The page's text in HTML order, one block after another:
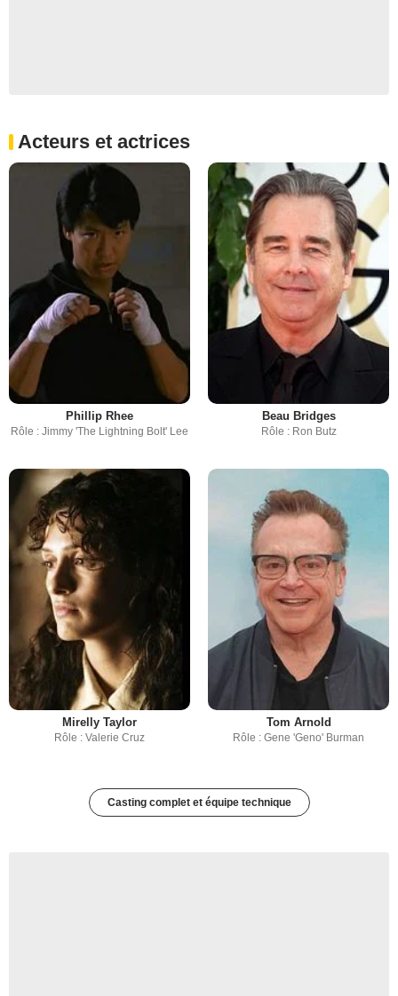
Acteurs et actrices
Phillip Rhee
Rôle : Jimmy 'The Lightning Bolt' Lee
Beau Bridges
Rôle : Ron Butz
Mirelly Taylor
Rôle : Valerie Cruz
Tom Arnold
Rôle : Gene 'Geno' Burman
Casting complet et équipe technique